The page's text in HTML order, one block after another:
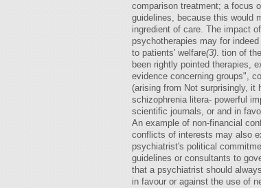
comparison treatment; a focus
guidelines, because this would
ingredient of care. The impact
psychotherapies may for
to patients' welfare(3). tion of
been rightly pointed therapies,
evidence concerning groups",
(arising from Not surprisingly, it
schizophrenia litera- powerful
scientific journals, or and in
An example of non-financial
conflicts of interests may also
psychiatrist's political
guidelines or consultants to
that a psychiatrist should
in favour or against the use of